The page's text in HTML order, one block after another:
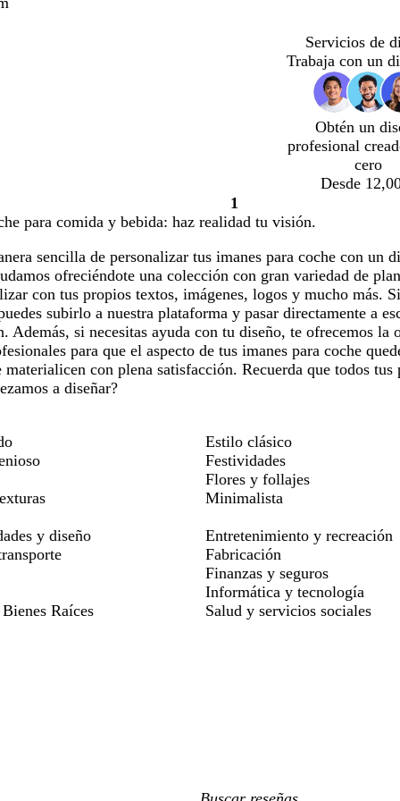
Servicios de
Trabaja con un
Obtén un
profesional
cero
Desde
Página
1
1
para comida y bebida: haz realidad tu visión.
sencilla de personalizar tus imanes para coche con un
ofreciéndote una colección con gran variedad de
con tus propios textos, imágenes, logos y mucho más.
subirlo a nuestra plataforma y pasar directamente a
Además, si necesitas ayuda con tu diseño, te ofrecemos la
para que el aspecto de tus imanes para coche
materialicen con plena satisfacción. Recuerda que todos
a diseñar?
Estilo clásico
Festividades
Flores y follajes
Minimalista
y diseño
Raíces
Entretenimiento y recreación
Fabricación
Finanzas y seguros
Informática y tecnología
Salud y servicios sociales